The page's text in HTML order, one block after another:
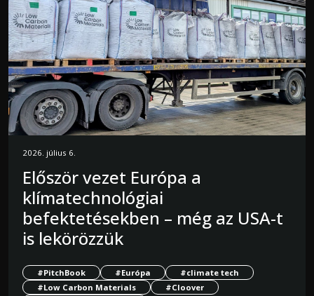
2026. július 6.
Először vezet Európa a
klímatechnológiai
befektetésekben – még az USA-t
is lekörözzük
#PitchBook #Európa
#climate tech
#Low Carbon Materials
#Cloover